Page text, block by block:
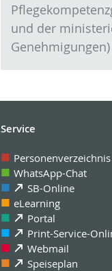
und der
Genehmigungen)
Service
Personenverzeichnis
WhatsApp-Chat
SB-Online
eLearning
Portal
Print-Service-
Webmail
Speiseplan